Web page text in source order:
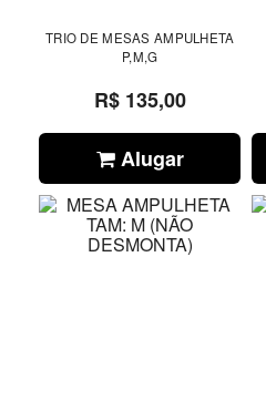
TRIO DE MESAS AMPULHETA
P,M,G
R$ 135,00
Alugar